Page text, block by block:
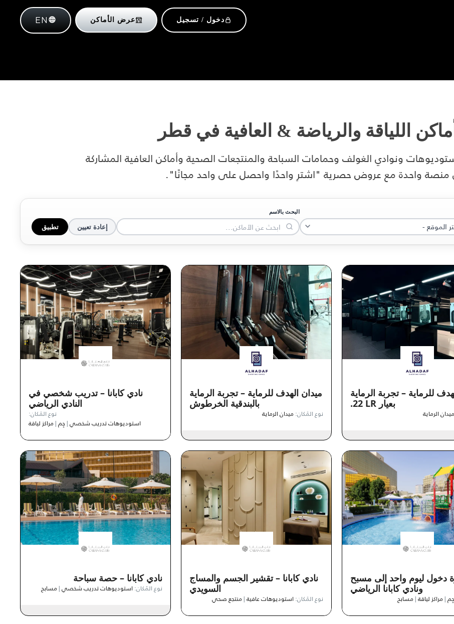
دخول / تسجيل عرض الأماكن EN
أماكن اللياقة والرياضة & العافية في قطر
ونوادي الغولف وحمامات السباحة والمنتجعات الصحية وأماكن العافية المشاركة
واحدة مع عروض حصرية "اشترِ واحدًا واحصل على واحد مجانًا".
البحث بالاسم
إعادة تعيين تطبيق
للرماية – تجربة الرماية
بعيار ‎.22 LR
ميدان الرماية
ميدان الهدف للرماية – تجربة الرماية
بالبندقية الخرطوش
نوع المَكان:ميدان الرماية
نادي كابانا – تدريب شخصي في
النادي الرياضي
نوع المَكان:
استوديوهات تدريب شخصي|جِم|مراكز لياقة
دخول ليوم واحد إلى مسبح
ونادي كابانا الرياضي
جِم|مراكز لياقة|مسابح
نادي كابانا – تقشير الجسم والمساج
السويدي
نوع المَكان:استوديوهات عافية|منتجع صحي
نادي كابانا – حصة سباحة
نوع المَكان:استوديوهات تدريب شخصي|مسابح